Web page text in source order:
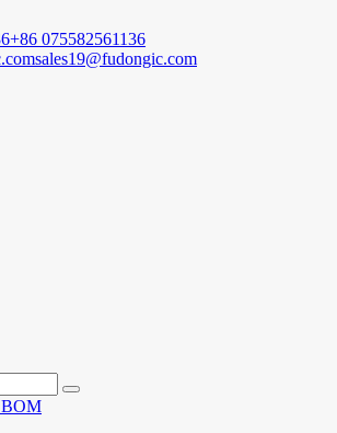
+86 075582561136
sales19@fudongic.com
رفع BOM